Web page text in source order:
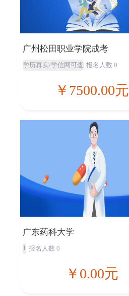
广州松田职业学院成考
学历真实/学信网可查 报名人数 0
￥7500.00元
广东药科大学
1 报名人数 0
￥0.00元